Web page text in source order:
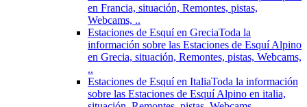
en Francia, situación, Remontes, pistas,
Webcams, ..
Estaciones de Esquí en GreciaToda la
información sobre las Estaciones de Esquí Alpino
en Grecia, situación, Remontes, pistas, Webcams,
..
Estaciones de Esquí en ItaliaToda la información
sobre las Estaciones de Esquí Alpino en italia,